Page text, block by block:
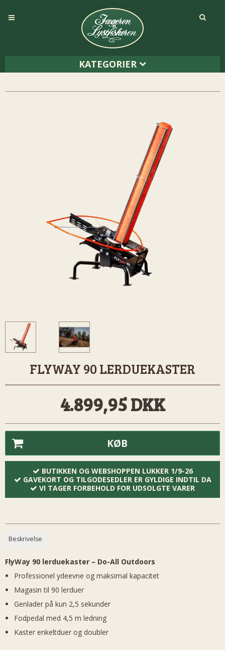
KATEGORIER
​​​​​​FLYWAY 90 LERDUEKASTER
4.899,95 DKK
KØB
BUTIKKEN OG WEBSHOPPEN LUKKER 1/9-26
GAVEKORT OG TILGODESEDLER ER GYLDIGE INDTIL DA
VI TAGER FORBEHOLD FOR UDSOLGTE VARER
Beskrivelse
FlyWay 90 lerduekaster – Do-All Outdoors
Professionel ydeevne og maksimal kapacitet
Magasin til 90 lerduer
Genlader på kun 2,5 sekunder
Fodpedal med 4,5 m ledning
Kaster enkeltduer og doubler